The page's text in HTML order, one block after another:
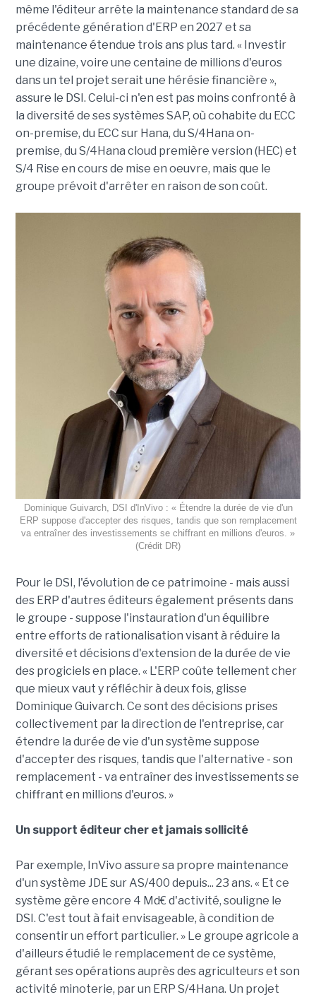
même l'éditeur arrête la maintenance standard de sa
précédente génération d'ERP en 2027 et sa
maintenance étendue trois ans plus tard. « Investir
une dizaine, voire une centaine de millions d'euros
dans un tel projet serait une hérésie financière »,
assure le DSI. Celui-ci n'en est pas moins confronté à
la diversité de ses systèmes SAP, où cohabite du ECC
on-premise, du ECC sur Hana, du S/4Hana on-
premise, du S/4Hana cloud première version (HEC) et
S/4 Rise en cours de mise en oeuvre, mais que le
groupe prévoit d'arrêter en raison de son coût.
Dominique Guivarch, DSI d'InVivo : « Étendre la durée de vie d'un
ERP suppose d'accepter des risques, tandis que son remplacement
va entraîner des investissements se chiffrant en millions d'euros. »
(Crédit DR)
Pour le DSI, l'évolution de ce patrimoine - mais aussi
des ERP d'autres éditeurs également présents dans
le groupe - suppose l'instauration d'un équilibre
entre efforts de rationalisation visant à réduire la
diversité et décisions d'extension de la durée de vie
des progiciels en place. « L'ERP coûte tellement cher
que mieux vaut y réfléchir à deux fois, glisse
Dominique Guivarch. Ce sont des décisions prises
collectivement par la direction de l'entreprise, car
étendre la durée de vie d'un système suppose
d'accepter des risques, tandis que l'alternative - son
remplacement - va entraîner des investissements se
chiffrant en millions d'euros. »
Un support éditeur cher et jamais sollicité
Par exemple, InVivo assure sa propre maintenance
d'un système JDE sur AS/400 depuis... 23 ans. « Et ce
système gère encore 4 Md€ d'activité, souligne le
DSI. C'est tout à fait envisageable, à condition de
consentir un effort particulier. » Le groupe agricole a
d'ailleurs étudié le remplacement de ce système,
gérant ses opérations auprès des agriculteurs et son
activité minoterie, par un ERP S/4Hana. Un projet